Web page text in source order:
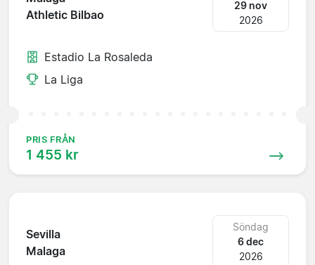
Athletic Bilbao
29 nov
2026
Estadio La Rosaleda
La Liga
PRIS FRÅN
1 455 kr
Sevilla
Malaga
Söndag
6 dec
2026